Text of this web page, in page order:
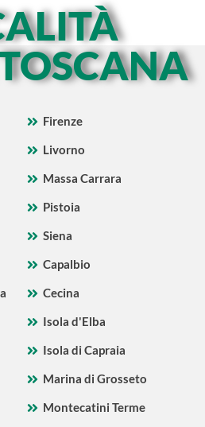
Firenze
Livorno
Massa Carrara
Pistoia
Siena
Capalbio
Cecina
Isola d'Elba
Isola di Capraia
Marina di Grosseto
Montecatini Terme